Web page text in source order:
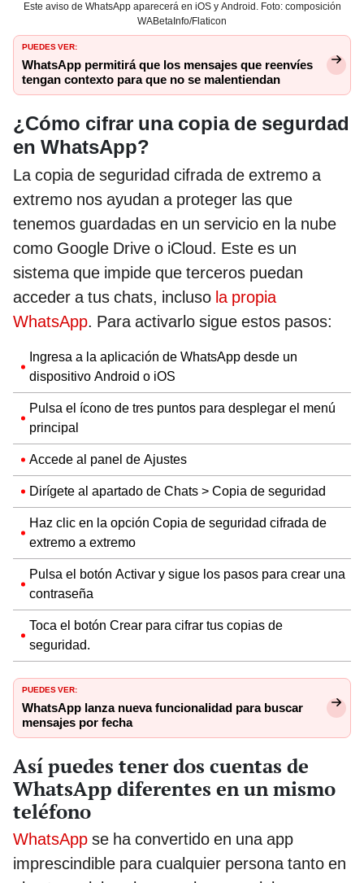
Este aviso de WhatsApp aparecerá en iOS y Android. Foto: composición
WABetaInfo/Flaticon
PUEDES VER:
WhatsApp permitirá que los mensajes que reenvíes
tengan contexto para que no se malentiendan
¿Cómo cifrar una copia de segurdad
en WhatsApp?
La copia de seguridad cifrada de extremo a
extremo nos ayudan a proteger las que
tenemos guardadas en un servicio en la nube
como Google Drive o iCloud. Este es un
sistema que impide que terceros puedan
acceder a tus chats, incluso la propia
WhatsApp. Para activarlo sigue estos pasos:
Ingresa a la aplicación de WhatsApp desde un
dispositivo Android o iOS
Pulsa el ícono de tres puntos para desplegar el menú
principal
Accede al panel de Ajustes
Dirígete al apartado de Chats > Copia de seguridad
Haz clic en la opción Copia de seguridad cifrada de
extremo a extremo
Pulsa el botón Activar y sigue los pasos para crear una
contraseña
Toca el botón Crear para cifrar tus copias de
seguridad.
PUEDES VER:
WhatsApp lanza nueva funcionalidad para buscar
mensajes por fecha
Así puedes tener dos cuentas de
WhatsApp diferentes en un mismo
teléfono
WhatsApp se ha convertido en una app
imprescindible para cualquier persona tanto en